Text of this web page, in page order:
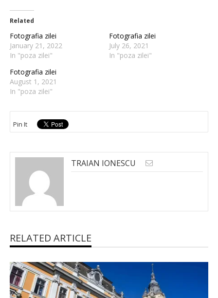
Related
Fotografia zilei
January 21, 2022
In "poza zilei"
Fotografia zilei
July 26, 2021
In "poza zilei"
Fotografia zilei
August 1, 2021
In "poza zilei"
Pin It
TRAIAN IONESCU
RELATED ARTICLE